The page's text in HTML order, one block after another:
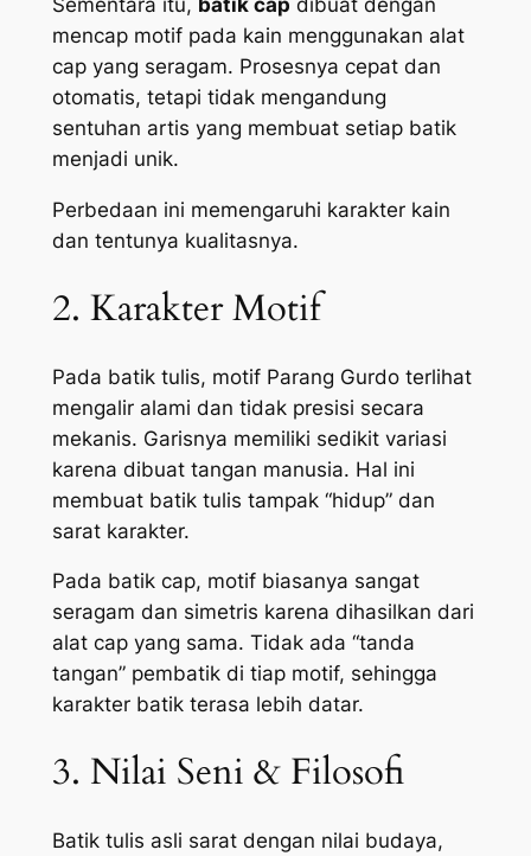
Sementara itu, batik cap dibuat dengan
mencap motif pada kain menggunakan alat
cap yang seragam. Prosesnya cepat dan
otomatis, tetapi tidak mengandung
sentuhan artis yang membuat setiap batik
menjadi unik.
Perbedaan ini memengaruhi karakter kain
dan tentunya kualitasnya.
2. Karakter Motif
Pada batik tulis, motif Parang Gurdo terlihat
mengalir alami dan tidak presisi secara
mekanis. Garisnya memiliki sedikit variasi
karena dibuat tangan manusia. Hal ini
membuat batik tulis tampak “hidup” dan
sarat karakter.
Pada batik cap, motif biasanya sangat
seragam dan simetris karena dihasilkan dari
alat cap yang sama. Tidak ada “tanda
tangan” pembatik di tiap motif, sehingga
karakter batik terasa lebih datar.
3. Nilai Seni & Filosofi
Batik tulis asli sarat dengan nilai budaya,